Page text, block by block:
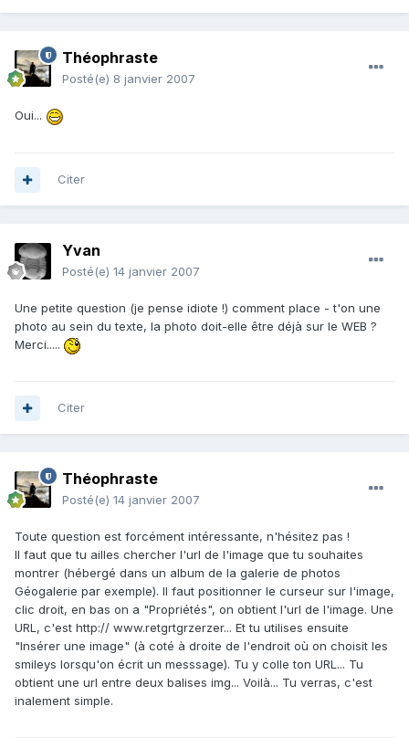
Théophraste
Posté(e) 8 janvier 2007
Oui...
Citer
Yvan
Posté(e) 14 janvier 2007
Une petite question (je pense idiote !) comment place - t'on une
photo au sein du texte, la photo doit-elle être déjà sur le WEB ?
Merci.....
Citer
Théophraste
Posté(e) 14 janvier 2007
Toute question est forcément intéressante, n'hésitez pas !
Il faut que tu ailles chercher l'url de l'image que tu souhaites
montrer (hébergé dans un album de la galerie de photos
Géogalerie par exemple). Il faut positionner le curseur sur l'image,
clic droit, en bas on a "Propriétés", on obtient l'url de l'image. Une
URL, c'est http:// www.retgrtgrzerzer... Et tu utilises ensuite
"Insérer une image" (à coté à droite de l'endroit où on choisit les
smileys lorsqu'on écrit un messsage). Tu y colle ton URL... Tu
obtient une url entre deux balises img... Voilà... Tu verras, c'est
inalement simple.